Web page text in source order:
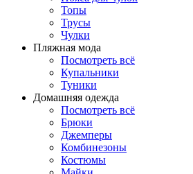
Топы
Трусы
Чулки
Пляжная мода
Посмотреть всё
Купальники
Туники
Домашняя одежда
Посмотреть всё
Брюки
Джемперы
Комбинезоны
Костюмы